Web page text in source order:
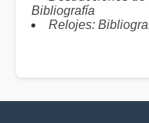
Bibliografía
Relojes: